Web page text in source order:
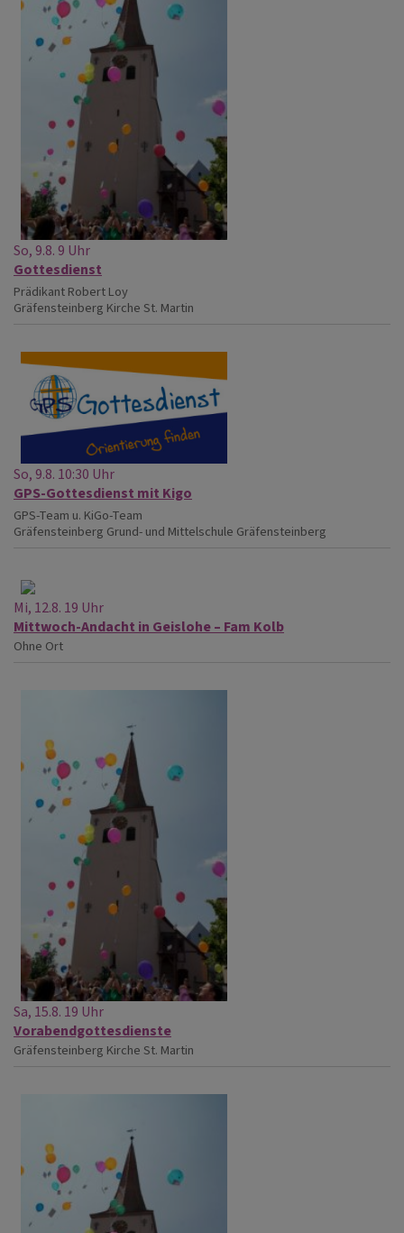
So, 9.8. 9 Uhr
Gottesdienst
Prädikant Robert Loy
Gräfensteinberg Kirche St. Martin
So, 9.8. 10:30 Uhr
GPS-Gottesdienst mit Kigo
GPS-Team u. KiGo-Team
Gräfensteinberg Grund- und Mittelschule Gräfensteinberg
Mi, 12.8. 19 Uhr
Mittwoch-Andacht in Geislohe – Fam Kolb
Ohne Ort
Sa, 15.8. 19 Uhr
Vorabendgottesdienste
Gräfensteinberg Kirche St. Martin